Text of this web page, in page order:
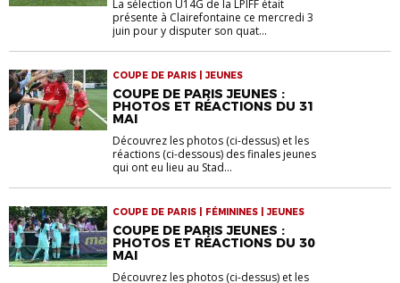
La sélection U14G de la LPIFF était
présente à Clairefontaine ce mercredi 3
juin pour y disputer son quat...
COUPE DE PARIS | JEUNES
COUPE DE PARIS JEUNES :
PHOTOS ET RÉACTIONS DU 31
MAI
Découvrez les photos (ci-dessus) et les
réactions (ci-dessous) des finales jeunes
qui ont eu lieu au Stad...
COUPE DE PARIS | FÉMININES | JEUNES
COUPE DE PARIS JEUNES :
PHOTOS ET RÉACTIONS DU 30
MAI
Découvrez les photos (ci-dessus) et les